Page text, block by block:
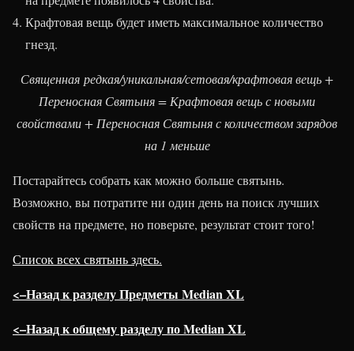
Крафтовая вещь будет иметь максимальное количество
гнезд.
Священная редкая/уникальная/сетовая/крафтовая вещь +
Переносная Святыня = Крафтовая вещь с новыми
свойствами + Переносная Святыня с количеством зарядов
на 1 меньше
Постарайтесь собрать как можно больше святынь.
Возможно, вы потратите ни один день на поиск лучших
свойств на предмете, но поверьте, результат стоит того!
Список всех святынь здесь.
<–Назад к разделу Предметы Median XL
<–Назад к общему разделу по Median XL